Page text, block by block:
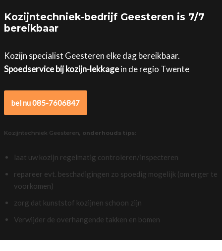
Kozijntechniek-bedrijf Geesteren is 7/7
bereikbaar
Kozijn specialist Geesteren elke dag bereikbaar.
Spoedservice bij kozijn-lekkagein de regio Twente
bel nu 085-7606847
Kozijntechniek Geesteren, onderhouds tips:
laat uw kozijn regelmatig controleren/inspecteren
repareer evt. beschadigingen zo spoedig mogelijk (om erger te
voorkomen)
zorg dat kunststof kozijnen schoon zijn
Verwijder de overhangende takken en bomen